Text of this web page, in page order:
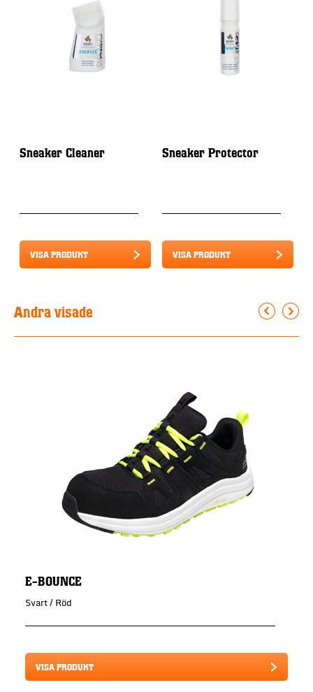
Sneaker Cleaner
VISA PRODUKT
Sneaker Protector
VISA PRODUKT
Andra visade
E-BOUNCE
Svart / Röd
VISA PRODUKT